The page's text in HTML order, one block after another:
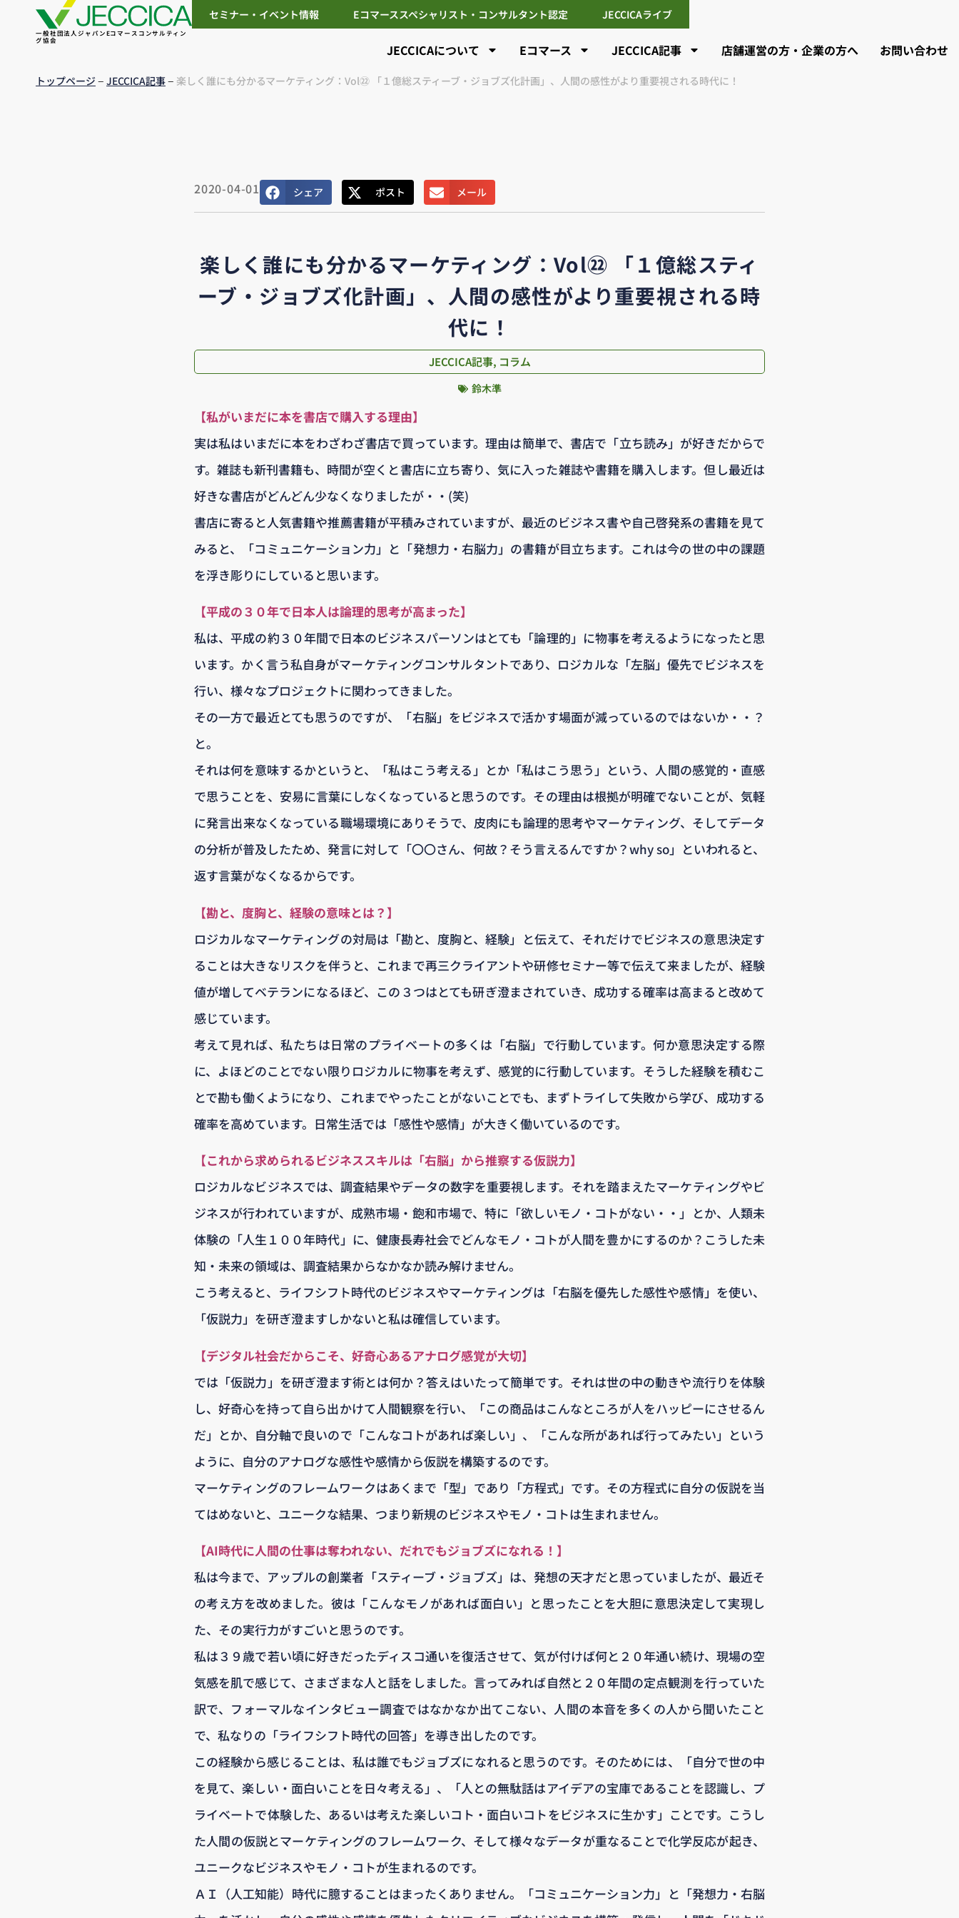
一般社団法人ジャパンEコマースコンサルティン
グ協会
セミナー・イベント情報 Eコマーススペシャリスト・コンサルタント認定 JECCICAライブ
JECCICAについて Eコマース JECCICA記事 店舗運営の方・企業の方へ お問い合わせ
トップページ– JECCICA記事– 楽しく誰にも分かるマーケティング：Vol㉒ 「１億総スティーブ・ジョブズ化計画」、人間の感性がより重要視される時代に！
2020-04-01 シェア ポスト メール
楽しく誰にも分かるマーケティング：Vol㉒ 「１億総スティ
ーブ・ジョブズ化計画」、人間の感性がより重要視される時
代に！
JECCICA記事, コラム
鈴木準
【私がいまだに本を書店で購入する理由】
実は私はいまだに本をわざわざ書店で買っています。理由は簡単で、書店で「立ち読み」が好きだからで
す。雑誌も新刊書籍も、時間が空くと書店に立ち寄り、気に入った雑誌や書籍を購入します。但し最近は
好きな書店がどんどん少なくなりましたが・・(笑)
書店に寄ると人気書籍や推薦書籍が平積みされていますが、最近のビジネス書や自己啓発系の書籍を見て
みると、「コミュニケーション力」と「発想力・右脳力」の書籍が目立ちます。これは今の世の中の課題
を浮き彫りにしていると思います。
【平成の３０年で日本人は論理的思考が高まった】
私は、平成の約３０年間で日本のビジネスパーソンはとても「論理的」に物事を考えるようになったと思
います。かく言う私自身がマーケティングコンサルタントであり、ロジカルな「左脳」優先でビジネスを
行い、様々なプロジェクトに関わってきました。
その一方で最近とても思うのですが、「右脳」をビジネスで活かす場面が減っているのではないか・・？
と。
それは何を意味するかというと、「私はこう考える」とか「私はこう思う」という、人間の感覚的・直感
で思うことを、安易に言葉にしなくなっていると思うのです。その理由は根拠が明確でないことが、気軽
に発言出来なくなっている職場環境にありそうで、皮肉にも論理的思考やマーケティング、そしてデータ
の分析が普及したため、発言に対して「〇〇さん、何故？そう言えるんですか？why so」といわれると、
返す言葉がなくなるからです。
【勘と、度胸と、経験の意味とは？】
ロジカルなマーケティングの対局は「勘と、度胸と、経験」と伝えて、それだけでビジネスの意思決定す
ることは大きなリスクを伴うと、これまで再三クライアントや研修セミナー等で伝えて来ましたが、経験
値が増してベテランになるほど、この３つはとても研ぎ澄まされていき、成功する確率は高まると改めて
感じています。
考えて見れば、私たちは日常のプライベートの多くは「右脳」で行動しています。何か意思決定する際
に、よほどのことでない限りロジカルに物事を考えず、感覚的に行動しています。そうした経験を積むこ
とで勘も働くようになり、これまでやったことがないことでも、まずトライして失敗から学び、成功する
確率を高めています。日常生活では「感性や感情」が大きく働いているのです。
【これから求められるビジネススキルは「右脳」から推察する仮説力】
ロジカルなビジネスでは、調査結果やデータの数字を重要視します。それを踏まえたマーケティングやビ
ジネスが行われていますが、成熟市場・飽和市場で、特に「欲しいモノ・コトがない・・」とか、人類未
体験の「人生１００年時代」に、健康長寿社会でどんなモノ・コトが人間を豊かにするのか？こうした未
知・未来の領域は、調査結果からなかなか読み解けません。
こう考えると、ライフシフト時代のビジネスやマーケティングは「右脳を優先した感性や感情」を使い、
「仮説力」を研ぎ澄ますしかないと私は確信しています。
【デジタル社会だからこそ、好奇心あるアナログ感覚が大切】
では「仮説力」を研ぎ澄ます術とは何か？答えはいたって簡単です。それは世の中の動きや流行りを体験
し、好奇心を持って自ら出かけて人間観察を行い、「この商品はこんなところが人をハッピーにさせるん
だ」とか、自分軸で良いので「こんなコトがあれば楽しい」、「こんな所があれば行ってみたい」という
ように、自分のアナログな感性や感情から仮説を構築するのです。
マーケティングのフレームワークはあくまで「型」であり「方程式」です。その方程式に自分の仮説を当
てはめないと、ユニークな結果、つまり新規のビジネスやモノ・コトは生まれません。
【AI時代に人間の仕事は奪われない、だれでもジョブズになれる！】
私は今まで、アップルの創業者「スティーブ・ジョブズ」は、発想の天才だと思っていましたが、最近そ
の考え方を改めました。彼は「こんなモノがあれば面白い」と思ったことを大胆に意思決定して実現し
た、その実行力がすごいと思うのです。
私は３９歳で若い頃に好きだったディスコ通いを復活させて、気が付けば何と２０年通い続け、現場の空
気感を肌で感じて、さまざまな人と話をしました。言ってみれば自然と２０年間の定点観測を行っていた
訳で、フォーマルなインタビュー調査ではなかなか出てこない、人間の本音を多くの人から聞いたこと
で、私なりの「ライフシフト時代の回答」を導き出したのです。
この経験から感じることは、私は誰でもジョブズになれると思うのです。そのためには、「自分で世の中
を見て、楽しい・面白いことを日々考える」、「人との無駄話はアイデアの宝庫であることを認識し、プ
ライベートで体験した、あるいは考えた楽しいコト・面白いコトをビジネスに生かす」ことです。こうし
た人間の仮説とマーケティングのフレームワーク、そして様々なデータが重なることで化学反応が起き、
ユニークなビジネスやモノ・コトが生まれるのです。
ＡＩ（人工知能）時代に臆することはまったくありません。「コミュニケーション力」と「発想力・右脳